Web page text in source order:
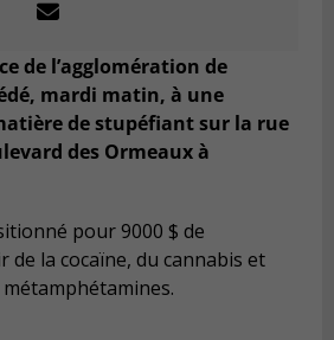
de l’agglomération de
mardi matin, à une
de stupéfiant sur la rue
des Ormeaux à
pour 9000 $ de
de la cocaïne, du cannabis et